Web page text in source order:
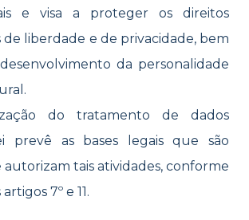
e visa a proteger os direitos
liberdade e de privacidade, bem
da personalidade
do tratamento de dados
prevê as bases legais que são
autorizam tais atividades, conforme
7º e 11.